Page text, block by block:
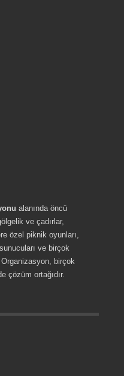
alanında öncü
ve çadırlar,
özel piknik oyunları,
ve birçok
birçok
çözüm ortağıdır.